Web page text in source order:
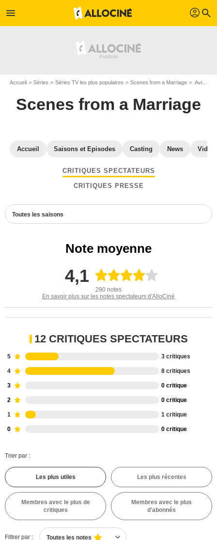
menu profil search
Accueil Séries Séries TV les plus populaires Scenes from a Marriage Avis Scenes from a Marriage
Scenes from a Marriage
Accueil Saisons et Episodes Casting News
CRITIQUES SPECTATEURS
CRITIQUES PRESSE
Toutes les saisons
Note moyenne
4,1
290 notes
En savoir plus sur les notes spectateurs d'AlloCiné
12 CRITIQUES SPECTATEURS
5 3 critiques
4 8 critiques
3 0 critique
2 0 critique
1 1 critique
0 0 critique
Trier par :
Les plus utiles Les plus récentes
Membres avec le plus de
critiques
Membres avec le plus
d'abonnés
Filtrer par : Toutes les notes